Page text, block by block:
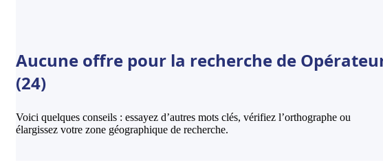
Aucune offre pour la recherche de
(24)
Voici quelques conseils : essayez d’autres mots clés, vérifiez l’orthographe ou
élargissez votre zone géographique de recherche.